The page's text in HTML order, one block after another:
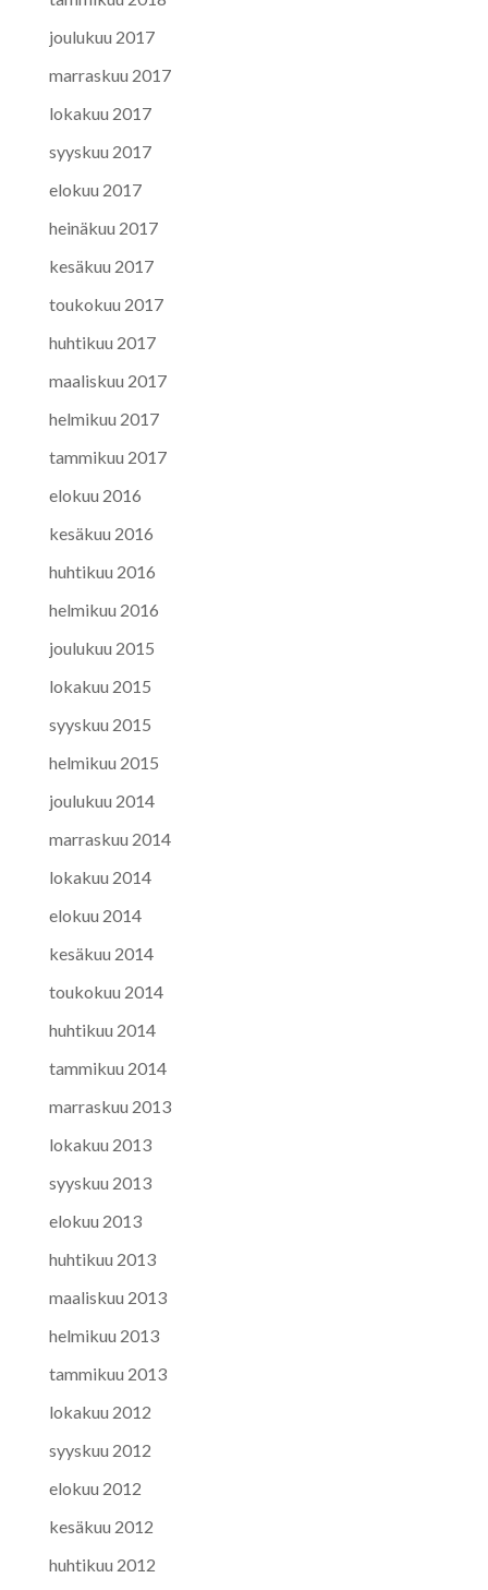
joulukuu 2017
marraskuu 2017
lokakuu 2017
syyskuu 2017
elokuu 2017
heinäkuu 2017
kesäkuu 2017
toukokuu 2017
huhtikuu 2017
maaliskuu 2017
helmikuu 2017
tammikuu 2017
elokuu 2016
kesäkuu 2016
huhtikuu 2016
helmikuu 2016
joulukuu 2015
lokakuu 2015
syyskuu 2015
helmikuu 2015
joulukuu 2014
marraskuu 2014
lokakuu 2014
elokuu 2014
kesäkuu 2014
toukokuu 2014
huhtikuu 2014
tammikuu 2014
marraskuu 2013
lokakuu 2013
syyskuu 2013
elokuu 2013
huhtikuu 2013
maaliskuu 2013
helmikuu 2013
tammikuu 2013
lokakuu 2012
syyskuu 2012
elokuu 2012
kesäkuu 2012
huhtikuu 2012